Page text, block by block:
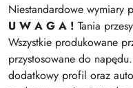
Niestandardowe wymiary
U W A G A ! Tania
Wszystkie produkowane
przystosowane do
dodatkowy profil oraz